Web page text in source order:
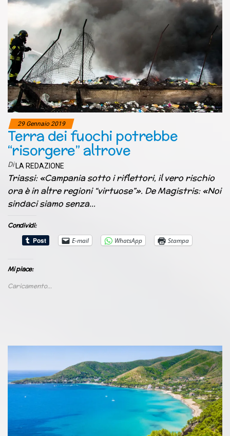
29 Gennaio 2019
Terra dei fuochi potrebbe
“risorgere” altrove
Di LA REDAZIONE
Triassi: «Campania sotto i riflettori, il vero rischio
ora è in altre regioni “virtuose”». De Magistris: «Noi
sindaci siamo senza…
Condividi:
E-mail
WhatsApp Stampa
Mi piace:
Caricamento...